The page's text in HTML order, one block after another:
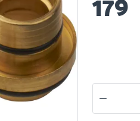
kuleventil
for
Roth
53
Nettlager:
179